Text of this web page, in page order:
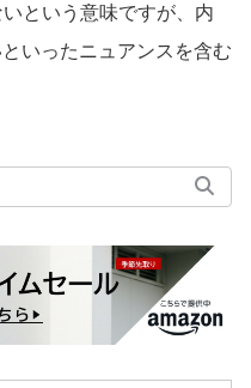
という意味ですが、内
いったニュアンスを含む